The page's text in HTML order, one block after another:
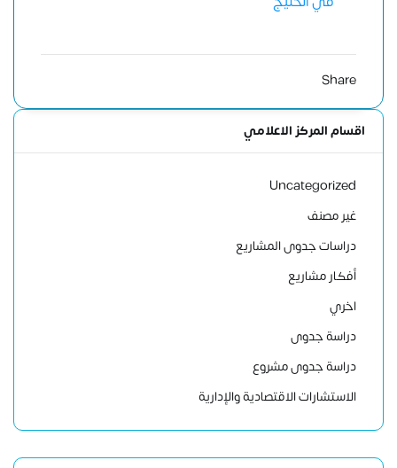
Share
اقسام المركز الاعلامي
Uncategorized
غير مصنف
دراسات جدوى المشاريع
أفكار مشاريع
اخري
دراسة جدوى
دراسة جدوى مشروع
الاستشارات الاقتصادية والإدارية